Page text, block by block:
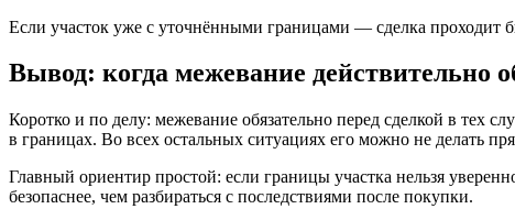
Если участок уже с уточнёнными границами — сделка проходит
Вывод: когда межевание действительно
Коротко и по делу: межевание обязательно перед сделкой в тех
в границах. Во всех остальных ситуациях его можно не делать
Главный ориентир простой: если границы участка нельзя
безопаснее, чем разбираться с последствиями после покупки.